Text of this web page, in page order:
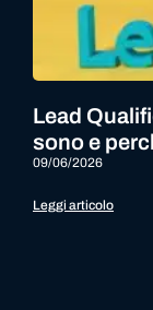
Lead
sono e
09/06/2026
Leggi articolo